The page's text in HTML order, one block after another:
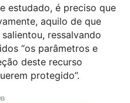
estudado, é preciso que
aquilo de que
ressalvando
“os parâmetros e
deste recurso
protegido”.